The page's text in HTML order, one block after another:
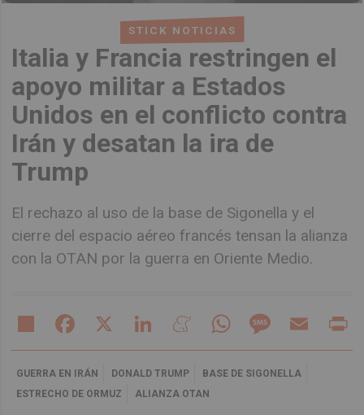
STICK NOTICIAS
Italia y Francia restringen el
apoyo militar a Estados
Unidos en el conflicto contra
Irán y desatan la ira de
Trump
El rechazo al uso de la base de Sigonella y el
cierre del espacio aéreo francés tensan la alianza
con la OTAN por la guerra en Oriente Medio.
Share Facebook LinkedIn MeneameWhatsAppMessageEmail
GUERRA EN IRÁN DONALD TRUMP
BASE DE SIGONELLA
ESTRECHO DE ORMUZ
ALIANZA OTAN